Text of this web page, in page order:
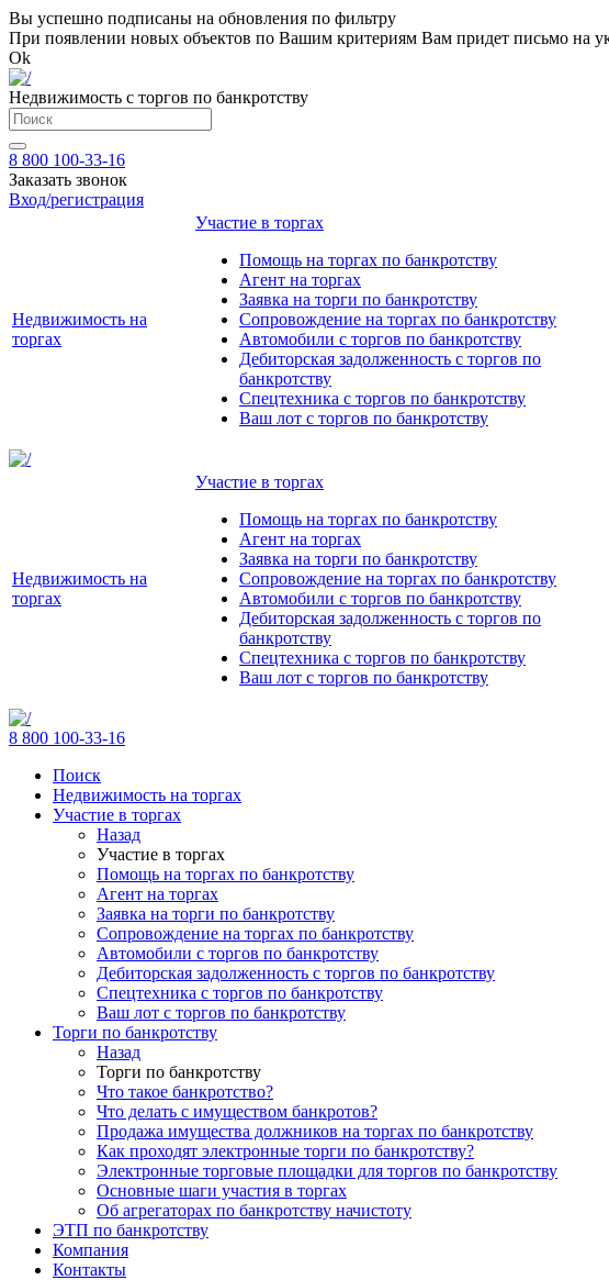
Вы успешно подписаны на обновления по фильтру
При появлении новых объектов по Вашим критериям Вам придет письмо на
Ok
Недвижимость с торгов по банкротству
8 800 100-33-16
Заказать звонок
Вход/регистрация
Недвижимость на
торгах
Участие в торгах
Помощь на торгах по банкротству
Агент на торгах
Заявка на торги по банкротству
Сопровождение на торгах по банкротству
Автомобили с торгов по банкротству
Дебиторская задолженность с торгов по
банкротству
Спецтехника с торгов по банкротству
Ваш лот с торгов по банкротству
Недвижимость на
торгах
Участие в торгах
Помощь на торгах по банкротству
Агент на торгах
Заявка на торги по банкротству
Сопровождение на торгах по банкротству
Автомобили с торгов по банкротству
Дебиторская задолженность с торгов по
банкротству
Спецтехника с торгов по банкротству
Ваш лот с торгов по банкротству
8 800 100-33-16
Поиск
Недвижимость на торгах
Участие в торгах
Назад
Участие в торгах
Помощь на торгах по банкротству
Агент на торгах
Заявка на торги по банкротству
Сопровождение на торгах по банкротству
Автомобили с торгов по банкротству
Дебиторская задолженность с торгов по банкротству
Спецтехника с торгов по банкротству
Ваш лот с торгов по банкротству
Торги по банкротству
Назад
Торги по банкротству
Что такое банкротство?
Что делать с имуществом банкротов?
Продажа имущества должников на торгах по банкротству
Как проходят электронные торги по банкротству?
Электронные торговые площадки для торгов по банкротству
Основные шаги участия в торгах
Об агрегаторах по банкротству начистоту
ЭТП по банкротству
Компания
Контакты